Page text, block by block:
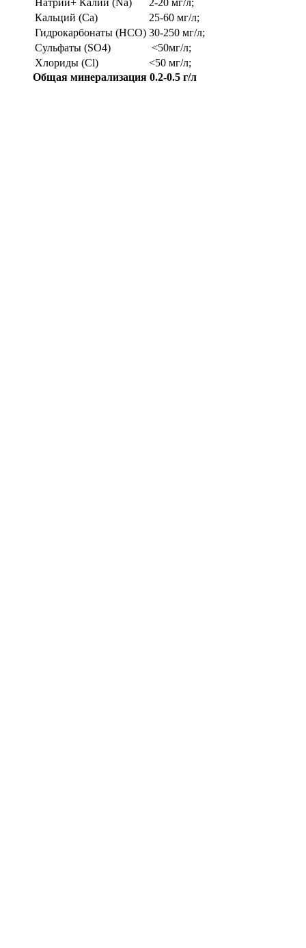
Натрий+ Калий (Na)
2-20 мг/л;
Кальций (Ca)
25-60 мг/л;
Гидрокарбонаты (HCO) 30-250 мг/л;
Сульфаты (SO4)
<50мг/л;
Хлориды (Cl)
<50 мг/л;
Общая минерализация 0.2-0.5 г/л